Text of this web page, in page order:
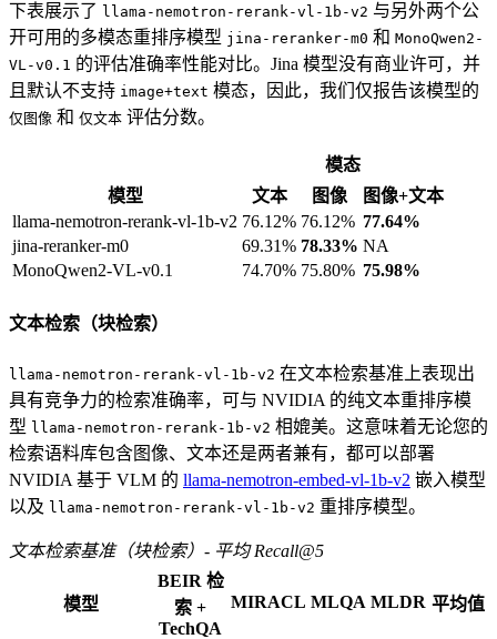
下表展示了 llama-nemotron-rerank-vl-1b-v2 与另外两个公
开可用的多模态重排序模型 jina-reranker-m0 和 MonoQwen2-
VL-v0.1 的评估准确率性能对比。Jina 模型没有商业许可，并
且默认不支持 image+text 模态，因此，我们仅报告该模型的
仅图像 和 仅文本 评估分数。
模态
模型
文本 图像
图像+文本
llama-nemotron-rerank-vl-1b-v2 76.12% 76.12% 77.64%
jina-reranker-m0
69.31% 78.33% NA
MonoQwen2-VL-v0.1
74.70% 75.80% 75.98%
文本检索（块检索）
llama-nemotron-rerank-vl-1b-v2 在文本检索基准上表现出
具有竞争力的检索准确率，可与 NVIDIA 的纯文本重排序模
型 llama-nemotron-rerank-1b-v2 相媲美。这意味着无论您的
检索语料库包含图像、文本还是两者兼有，都可以部署
NVIDIA 基于 VLM 的 llama-nemotron-embed-vl-1b-v2 嵌入模型
以及 llama-nemotron-rerank-vl-1b-v2 重排序模型。
文本检索基准（块检索）- 平均 Recall@5
模型
BEIR 检
索 +
TechQA
MIRACL MLQA MLDR 平均值